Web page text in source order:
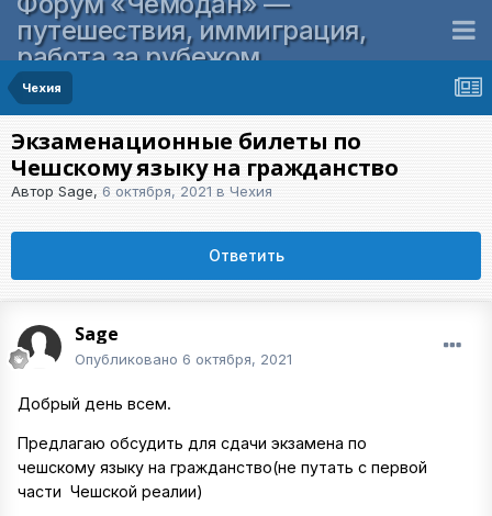
путешествия, иммиграция,
работа за рубежом
Чехия
Экзаменационные билеты по
Чешскому языку на гражданство
Автор Sage, 6 октября, 2021 в Чехия
Ответить
Sage
Опубликовано 6 октября, 2021
Добрый день всем.
Предлагаю обсудить для сдачи экзамена по
чешскому языку на гражданство(не путать с первой
части Чешской реалии)